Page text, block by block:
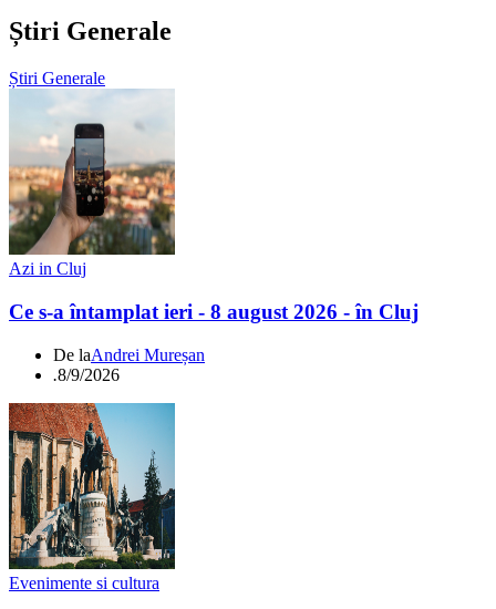
Știri Generale
Știri Generale
Azi in Cluj
Ce s-a întamplat ieri - 8 august 2026 - în Cluj
De laAndrei Mureșan
.8/9/2026
Evenimente si cultura